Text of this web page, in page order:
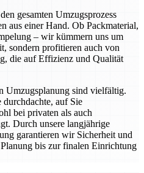
gesamten Umzugsprozess
aus einer Hand. Ob Packmaterial,
– wir kümmern uns um
sondern profitieren auch von
die auf Effizienz und Qualität
Umzugsplanung sind vielfältig.
auf Sie
bei privaten als auch
Durch unsere langjährige
garantieren wir Sicherheit und
bis zur finalen Einrichtung